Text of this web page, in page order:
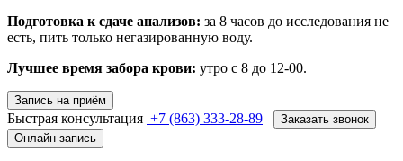
Подготовка к сдаче анализов: за 8 часов до исследования не
есть, пить только негазированную воду.
Лучшее время забора крови: утро с 8 до 12-00.
Запись на приём
Быстрая консультация +7 (863) 333-28-89
Заказать звонок
Онлайн запись